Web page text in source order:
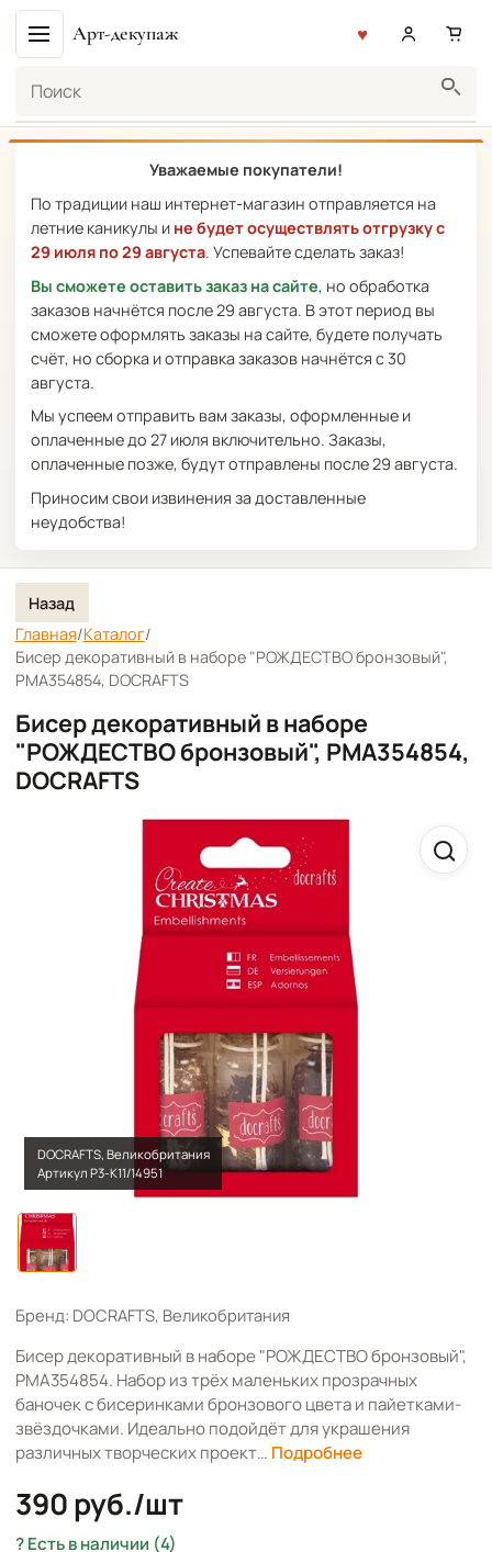
Арт-декупаж
Уважаемые покупатели!
По традиции наш интернет-магазин отправляется на
летние каникулы и не будет осуществлять отгрузку с
29 июля по 29 августа. Успевайте сделать заказ!
Вы сможете оставить заказ на сайте, но обработка
заказов начнётся после 29 августа. В этот период вы
сможете оформлять заказы на сайте, будете получать
счёт, но сборка и отправка заказов начнётся с 30
августа.
Мы успеем отправить вам заказы, оформленные и
оплаченные до 27 июля включительно. Заказы,
оплаченные позже, будут отправлены после 29 августа.
Приносим свои извинения за доставленные
неудобства!
Назад
Главная/Каталог/
Бисер декоративный в наборе "РОЖДЕСТВО бронзовый",
PMA354854, DOCRAFTS
Бисер декоративный в наборе
"РОЖДЕСТВО бронзовый", PMA354854,
DOCRAFTS
DOCRAFTS, Великобритания
Артикул Р3-К11/14951
Бренд: DOCRAFTS, Великобритания
Бисер декоративный в наборе "РОЖДЕСТВО бронзовый",
PMA354854. Набор из трёх маленьких прозрачных
баночек с бисеринками бронзового цвета и пайетками-
звёздочками. Идеально подойдёт для украшения
различных творческих проект… Подробнее
390 руб./шт
Есть в наличии (4)